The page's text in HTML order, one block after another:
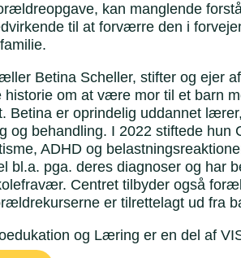
kan manglende
til at forværre den i
Betina Scheller, stifter og ejer
historie om at være mor til et barn
Betina er oprindelig uddannet
og behandling. I 2022 stiftede
ADHD og
bl.a. pga. deres diagnoser og har
Centret tilbyder også
er tilrettelagt ud fra
og Læring er en del af